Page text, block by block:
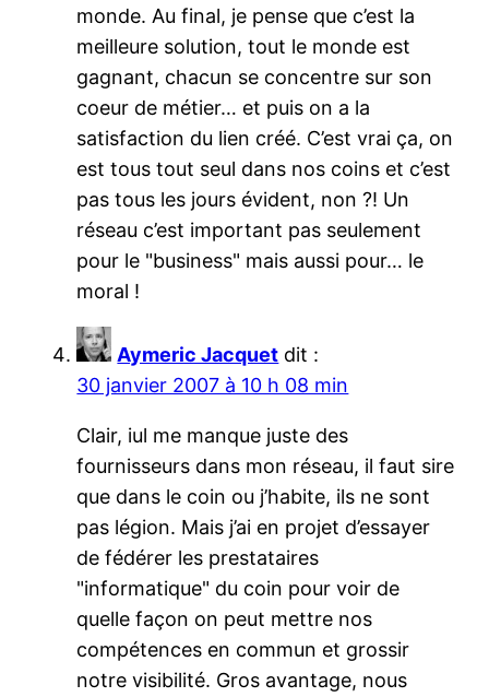
monde. Au final, je pense que c’est la
meilleure solution, tout le monde est
gagnant, chacun se concentre sur son
coeur de métier… et puis on a la
satisfaction du lien créé. C’est vrai ça, on
est tous tout seul dans nos coins et c’est
pas tous les jours évident, non ?! Un
réseau c’est important pas seulement
pour le "business" mais aussi pour… le
moral !
Aymeric Jacquet dit :
30 janvier 2007 à 10 h 08 min
Clair, iul me manque juste des
fournisseurs dans mon réseau, il faut sire
que dans le coin ou j’habite, ils ne sont
pas légion. Mais j’ai en projet d’essayer
de fédérer les prestataires
"informatique" du coin pour voir de
quelle façon on peut mettre nos
compétences en commun et grossir
notre visibilité. Gros avantage, nous